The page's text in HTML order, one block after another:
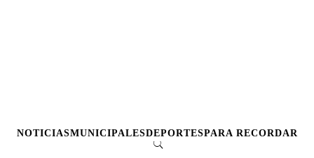
NOTICIASMUNICIPALESDEPORTESPARA RECORDAR